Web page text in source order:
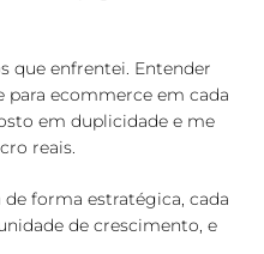
que enfrentei. Entender
ecommerce em cada
em duplicidade e me
reais.
forma estratégica, cada
de crescimento, e